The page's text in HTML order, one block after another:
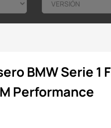
BMW Serie 1
Performance